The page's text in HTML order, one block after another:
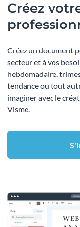
Créez
Créez un document
secteur et à vos
hebdomadaire,
tendance ou tout
imaginer avec le
Visme.